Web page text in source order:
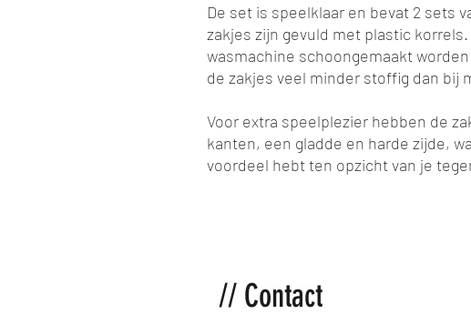
De set is speelklaar en bevat 2 sets
zakjes zijn gevuld met plastic
wasmachine schoongemaakt
de zakjes veel minder stoffig dan bij
Voor extra speelplezier hebben de
kanten, een gladde en harde zijde,
voordeel hebt ten opzicht van je
// Contact